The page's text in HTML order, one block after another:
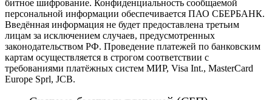
битное шифрование. Конфиденциальность сообщаемой
персональной информации обеспечивается ПАО СБЕРБАНК.
Введённая информация не будет предоставлена третьим
лицам за исключением случаев, предусмотренных
законодательством РФ. Проведение платежей по банковским
картам осуществляется в строгом соответствии с
требованиями платёжных систем МИР, Visa Int., MasterCard
Europe Sprl, JCB.